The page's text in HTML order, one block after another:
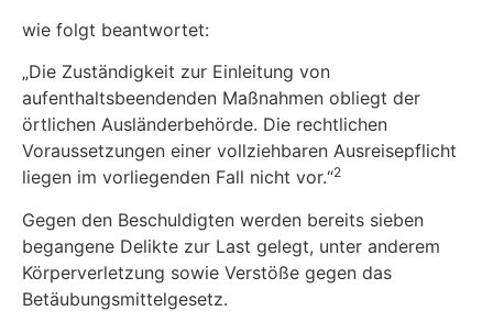
wie folgt beantwortet:
„Die Zuständigkeit zur Einleitung von
aufenthaltsbeendenden Maßnahmen obliegt der
örtlichen Ausländerbehörde. Die rechtlichen
Voraussetzungen einer vollziehbaren Ausreisepflicht
liegen im vorliegenden Fall nicht vor.“2
Gegen den Beschuldigten werden bereits sieben
begangene Delikte zur Last gelegt, unter anderem
Körperverletzung sowie Verstöße gegen das
Betäubungsmittelgesetz.